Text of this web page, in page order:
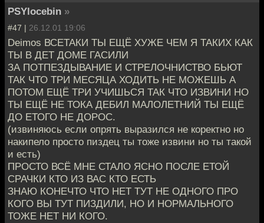
PSYlocebin »
#47 | 26.12.01 19:06
Deimos ВСЕТАКИ ТЫ ЕЩЁ ХУЖЕ ЧЕМ Я ТАКИХ КАК
ТЫ В ДЕТ ДОМЕ ГАСИЛИ
ЗА ПОТПЕЗДЫВАНИЕ И СТРЕЛОЧНИСТВО БЬЮТ
ТАК ЧТО ТРИ МЕСЯЦА ХОДИТЬ НЕ МОЖЕШЬ А
ПОТОМ ЕЩЁ ТРИ УЧИШЬСЯ ТАК ЧТО ИЗВИНИ НО
ТЫ ЕЩЁ НЕ ТОКА ДЕБИЛ МАЛОЛЕТНИЙ ТЫ ЕЩЁ
ДО ЕТОГО НЕ ДОРОС.
(извиняюсь если опрять выразился не коректно но
накипело просто пиздец ты тоже извини но ты такой
и есть)
ПРОСТО ВСЁ МНЕ СТАЛО ЯСНО ПОСЛЕ ЕТОЙ
СРАЧКИ КТО ИЗ ВАС КТО ЕСТЬ
ЗНАЮ КОНЕЧТО ЧТО НЕТ ТУТ НЕ ОДНОГО ПРО
КОГО ВЫ ТУТ ПИЗДИЛИ, НО И НОРМАЛЬНОГО
ТОЖЕ НЕТ НИ КОГО.